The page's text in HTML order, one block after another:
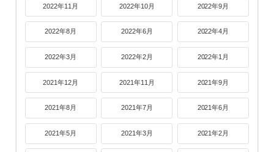
2022年11月 2022年10月 2022年9月
2022年8月 2022年6月 2022年4月
2022年3月 2022年2月 2022年1月
2021年12月 2021年11月 2021年9月
2021年8月 2021年7月 2021年6月
2021年5月 2021年3月 2021年2月